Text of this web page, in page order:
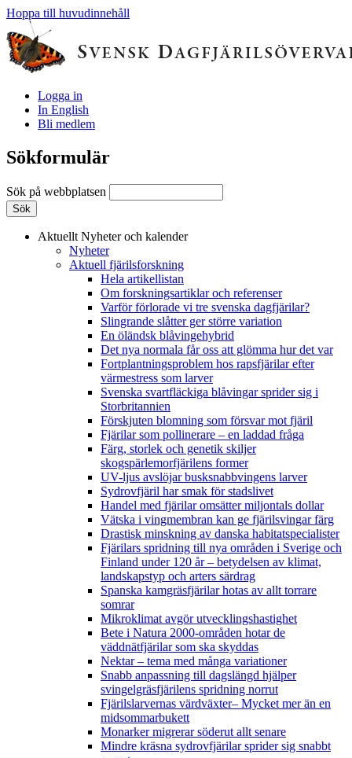
Hoppa till huvudinnehåll
Logga in
In English
Bli medlem
Sökformulär
Sök på webbplatsen
Aktuellt Nyheter och kalender
Nyheter
Aktuell fjärilsforskning
Hela artikellistan
Om forskningsartiklar och referenser
Varför förlorade vi tre svenska dagfjärilar?
Slingrande slåtter ger större variation
En öländsk blåvingehybrid
Det nya normala får oss att glömma hur det var
Fortplantningsproblem hos rapsfjärilar efter
värmestress som larver
Svenska svartfläckiga blåvingar sprider sig i
Storbritannien
Förskjuten blomning som försvar mot fjäril
Fjärilar som pollinerare – en laddad fråga
Färg, storlek och genetik skiljer
skogspärlemorfjärilens former
UV-ljus avslöjar busksnabbvingens larver
Sydrovfjäril har smak för stadslivet
Handel med fjärilar omsätter miljontals dollar
Vätska i vingmembran kan ge fjärilsvingar färg
Drastisk minskning av danska habitatspecialister
Fjärilars spridning till nya områden i Sverige och
Finland under 120 år– betydelsen av klimat,
landskapstyp och arters särdrag
Spanska kamgräsfjärilar hotas av allt torrare
somrar
Mikroklimat avgör utvecklingshastighet
Bete i Natura 2000-områden hotar de
väddnätfjärilar som ska skyddas
Nektar – tema med många variationer
Snabb anpassning till dagslängd hjälper
svingelgräsfjärilens spridning norrut
Fjärilslarvernas värdväxter– Mycket mer än en
midsommarbukett
Monarker migrerar söderut allt senare
Mindre kräsna sydrovfjärilar sprider sig snabbt